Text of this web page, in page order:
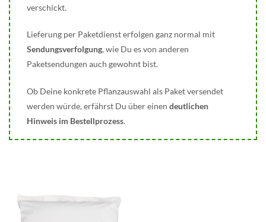
verschickt.
Lieferung per Paketdienst erfolgen ganz normal mit
Sendungsverfolgung, wie Du es von anderen
Paketsendungen auch gewohnt bist.
Ob Deine konkrete Pflanzauswahl als Paket versendet
werden würde, erfährst Du über einen deutlichen
Hinweis im Bestellprozess.